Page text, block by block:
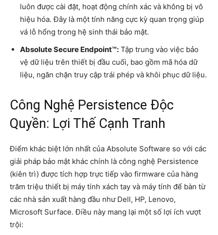
luôn được cài đặt, hoạt động chính xác và không bị vô
hiệu hóa. Đây là một tính năng cực kỳ quan trọng giúp
vá lỗ hổng trong hệ sinh thái bảo mật.
Absolute Secure Endpoint™: Tập trung vào việc bảo
vệ dữ liệu trên thiết bị đầu cuối, bao gồm mã hóa dữ
liệu, ngăn chặn truy cập trái phép và khôi phục dữ liệu.
Công Nghệ Persistence Độc
Quyền: Lợi Thế Cạnh Tranh
Điểm khác biệt lớn nhất của Absolute Software so với các
giải pháp bảo mật khác chính là công nghệ Persistence
(kiên trì) được tích hợp trực tiếp vào firmware của hàng
trăm triệu thiết bị máy tính xách tay và máy tính để bàn từ
các nhà sản xuất hàng đầu như Dell, HP, Lenovo,
Microsoft Surface. Điều này mang lại một số lợi ích vượt
trội: